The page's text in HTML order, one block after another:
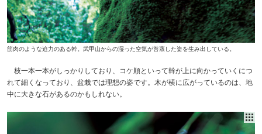
筋肉のような迫力のある幹。武甲山からの湿った空気が苔蒸した姿を生み出している。
枝一本一本がしっかりしており、コケ順といって幹が上に向かっていくにつ
れて細くなっており、盆栽では理想の姿です。木が横に広がっているのは、地
中に大きな石があるのかもしれない。